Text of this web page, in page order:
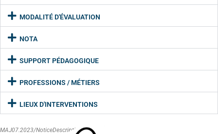
MODALITÉ D'ÉVALUATION
NOTA
SUPPORT PÉDAGOGIQUE
PROFESSIONS / MÉTIERS
LIEUX D'INTERVENTIONS
MAJ07.2023/NoticeDescriptive